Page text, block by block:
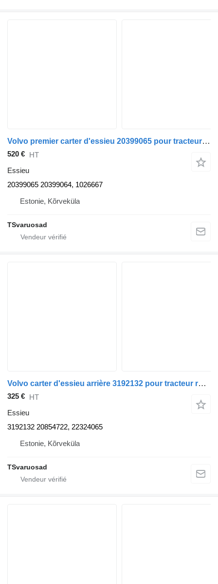
Volvo premier carter d'essieu 20399065 pour tracteur routier Volvo FH12
520 € HT
Essieu
20399065 20399064, 1026667
Estonie, Kõrveküla
TSvaruosad
Volvo carter d'essieu arrière 3192132 pour tracteur routier Volvo FH12
325 € HT
Essieu
3192132 20854722, 22324065
Estonie, Kõrveküla
TSvaruosad